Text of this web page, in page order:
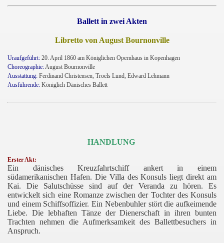
Ballett in zwei Akten
Libretto von August Bournonville
Uraufgeführt: 20. April 1860 am Königlichen Opernhaus in Kopenhagen
Choreographie:August Bournonville
Ausstattung: Ferdinand Christensen, Troels Lund, Edward Lehmann
Ausführende: Königlich Dänisches Ballett
HANDLUNG
Erster Akt:
Ein dänisches Kreuzfahrtschiff ankert in einem
südamerikanischen Hafen. Die Villa des Konsuls liegt direkt am
Kai. Die Salutschüsse sind auf der Veranda zu hören. Es
entwickelt sich eine Romanze zwischen der Tochter des Konsuls
und einem Schiffsoffizier. Ein Nebenbuhler stört die aufkeimende
Liebe. Die lebhaften Tänze der Dienerschaft in ihren bunten
Trachten nehmen die Aufmerksamkeit des Ballettbesuchers in
Anspruch.